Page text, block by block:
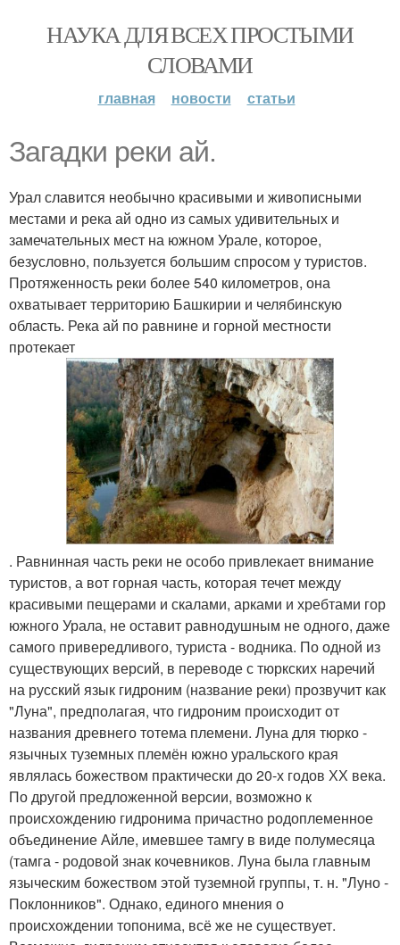
НАУКА ДЛЯ ВСЕХ ПРОСТЫМИ
СЛОВАМИ
главная новости статьи
Загадки реки ай.
Урал славится необычно красивыми и живописными
местами и река ай одно из самых удивительных и
замечательных мест на южном Урале, которое,
безусловно, пользуется большим спросом у туристов.
Протяженность реки более 540 километров, она
охватывает территорию Башкирии и челябинскую
область. Река ай по равнине и горной местности
протекает
. Равнинная часть реки не особо привлекает внимание
туристов, а вот горная часть, которая течет между
красивыми пещерами и скалами, арками и хребтами гор
южного Урала, не оставит равнодушным не одного, даже
самого привередливого, туриста - водника. По одной из
существующих версий, в переводе с тюркских наречий
на русский язык гидроним (название реки) прозвучит как
"Луна", предполагая, что гидроним происходит от
названия древнего тотема племени. Луна для тюрко -
язычных туземных племён южно уральского края
являлась божеством практически до 20-х годов ХХ века.
По другой предложенной версии, возможно к
происхождению гидронима причастно родоплеменное
объединение Айле, имевшее тамгу в виде полумесяца
(тамга - родовой знак кочевников. Луна была главным
языческим божеством этой туземной группы, т. н. "Луно -
Поклонников". Однако, единого мнения о
происхождении топонима, всё же не существует.